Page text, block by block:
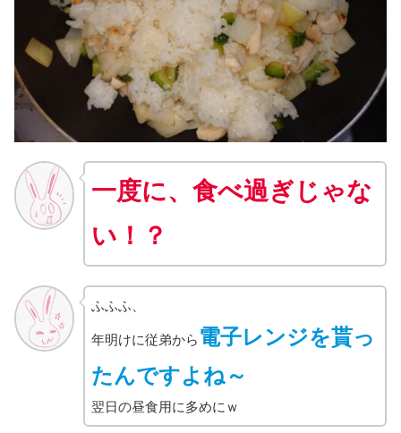
一度に、食べ過ぎじゃな
い！？
ふふふ、
年明けに従弟から 電子レンジを貰っ
たんですよね～
翌日の昼食用に多めにｗ